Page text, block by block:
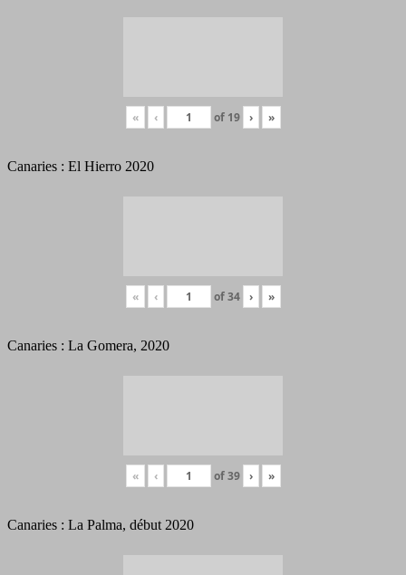
« ‹ of 19 › »
Canaries : El Hierro 2020
« ‹ of34 › »
Canaries : La Gomera, 2020
« ‹ of39 › »
Canaries : La Palma, début 2020